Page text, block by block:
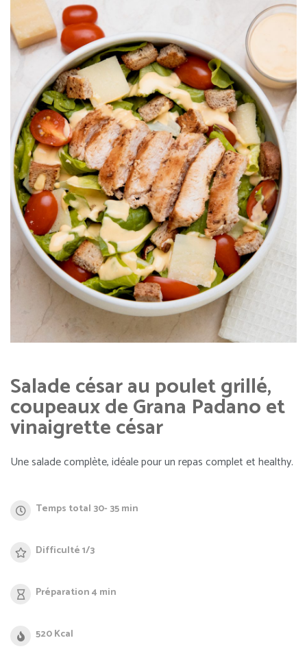
Salade césar au poulet grillé,
coupeaux de Grana Padano et
vinaigrette césar
Une salade complète, idéale pour un repas complet et healthy.
Temps total 30- 35 min
Difficulté 1/3
Préparation 4 min
520 Kcal